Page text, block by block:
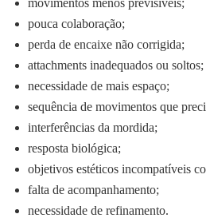
pouca colaboração;
perda de encaixe não corrigida;
attachments inadequados ou soltos;
necessidade de mais espaço;
sequência de movimentos que
interferências da mordida;
resposta biológica;
objetivos estéticos incompatíveis
falta de acompanhamento;
necessidade de refinamento.